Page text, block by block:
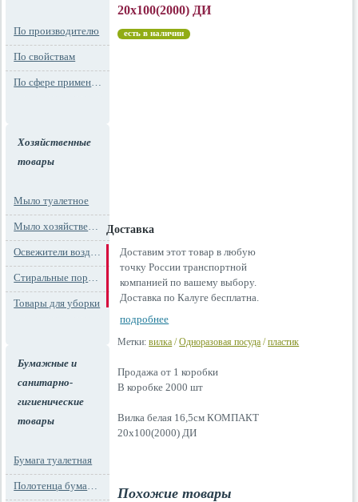
По производителю
По свойствам
По сфере применения
Хозяйственные
товары
Мыло туалетное
Мыло хозяйственное
Освежители воздуха
Стиральные порошки
Товары для уборки
Бумажные и
санитарно-
гигиенические
товары
Бумага туалетная
Полотенца бумажные
20х100(2000) ДИ
есть в наличии
Доставка
Доставим этот товар в любую
точку России транспортной
компанией по вашему выбору.
Доставка по Калуге бесплатна.
подробнее
Метки: вилка /Одноразовая посуда /пластик
Продажа от 1 коробки
В коробке 2000 шт
Вилка белая 16,5см КОМПАКТ
20х100(2000) ДИ
Похожие товары